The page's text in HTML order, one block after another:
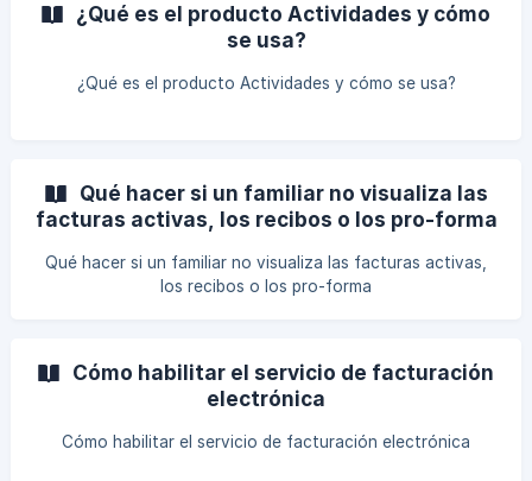
¿Qué es el producto Actividades y cómo
se usa?
¿Qué es el producto Actividades y cómo se usa?
Qué hacer si un familiar no visualiza las
facturas activas, los recibos o los pro-forma
Qué hacer si un familiar no visualiza las facturas activas,
los recibos o los pro-forma
Cómo habilitar el servicio de facturación
electrónica
Cómo habilitar el servicio de facturación electrónica